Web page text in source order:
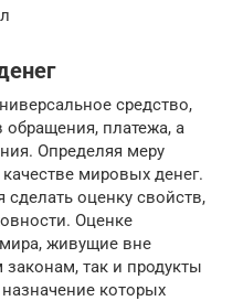
средство,
платежа, а
Определяя меру
мировых денег.
оценку свойств,
Оценке
живущие вне
так и продукты
которых